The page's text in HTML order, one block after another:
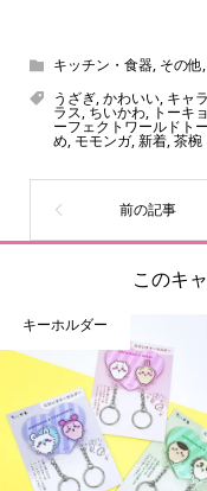
ん！200種以上のト
をご紹介しています
ーをいち早く皆さん
ひとつです。
キッチン・食器, その他,
うざぎ,かわいい, キャ
ラス,ちいかわ, トーキ
ーフェクトワールドト
め, モモンガ,新着,茶椀
このキ
キーホルダー